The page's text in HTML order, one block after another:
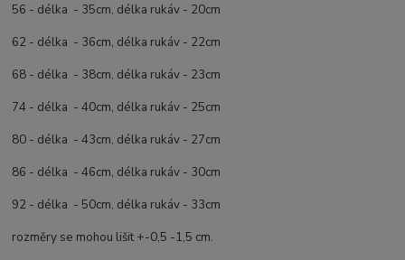
56 - délka - 35cm, délka rukáv - 20cm
62 - délka - 36cm, délka rukáv - 22cm
68 - délka - 38cm, délka rukáv - 23cm
74 - délka - 40cm, délka rukáv - 25cm
80 - délka - 43cm, délka rukáv - 27cm
86 - délka - 46cm, délka rukáv - 30cm
92 - délka - 50cm, délka rukáv - 33cm
rozměry se mohou lišit +-0,5 -1,5 cm.